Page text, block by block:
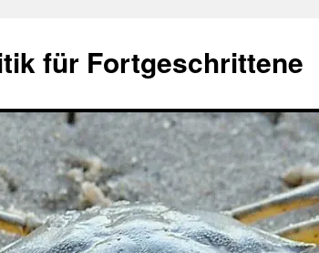
für Fortgeschrittene